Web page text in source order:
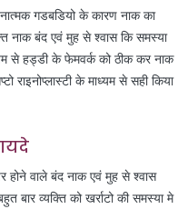
गडबडियो के कारण नाक का
नाक बंद एवं मुह से श्वास कि समस्या
से हड्डी के फेमवर्क को ठीक कर नाक
के माध्यम से सही किया
होने वाले बंद नाक एवं मुह से श्वास
बार व्यक्ति को खर्राटो की समस्या मे